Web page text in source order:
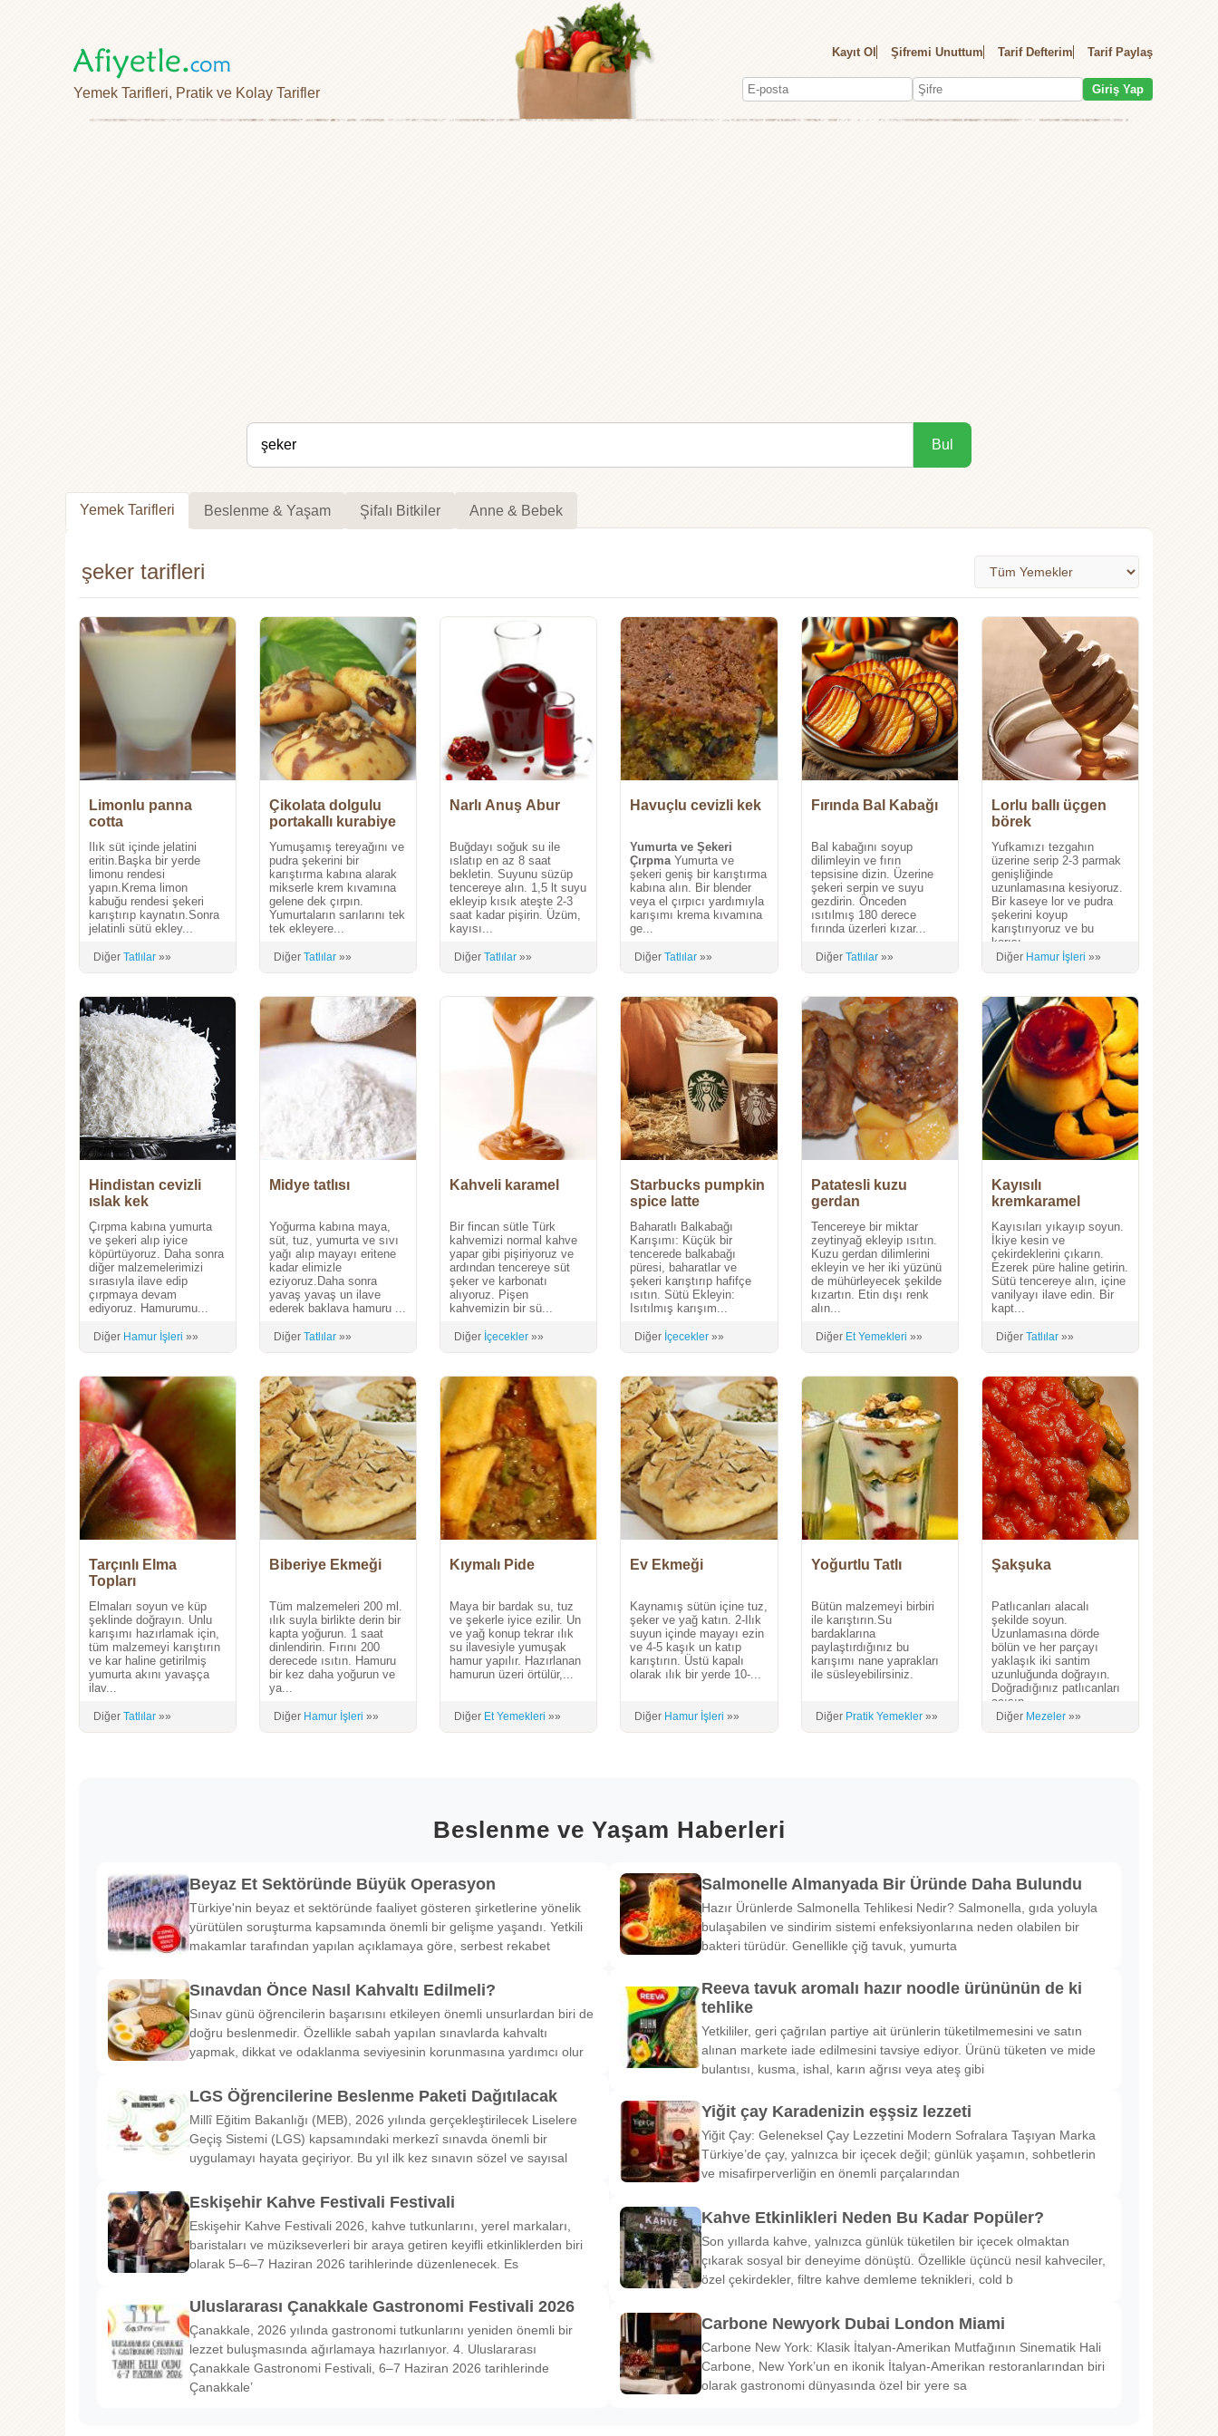
Yemek Tarifleri, Pratik ve Kolay Tarifler
Kayıt Ol Şifremi Unuttum Tarif Defterim Tarif Paylaş
Giriş Yap
Bul
Yemek Tarifleri Beslenme & Yaşam Şifalı Bitkiler Anne & Bebek
şeker tarifleri
Limonlu panna
cotta
Ilık süt içinde jelatini
eritin.Başka bir yerde
limonu rendesi
yapın.Krema limon
kabuğu rendesi şekeri
karıştırıp kaynatın.Sonra
jelatinli sütü ekley...
Diğer Tatlılar »»
Çikolata dolgulu
portakallı kurabiye
Yumuşamış tereyağını ve
pudra şekerini bir
karıştırma kabına alarak
mikserle krem kıvamına
gelene dek çırpın.
Yumurtaların sarılarını tek
tek ekleyere...
DiğerTatlılar »»
Narlı Anuş Abur
Buğdayı soğuk su ile
ıslatıp en az 8 saat
bekletin. Suyunu süzüp
tencereye alın. 1,5 lt suyu
ekleyip kısık ateşte 2-3
saat kadar pişirin. Üzüm,
kayısı...
DiğerTatlılar »»
Havuçlu cevizli kek
Yumurta ve Şekeri
ÇırpmaYumurta ve
şekeri geniş bir karıştırma
kabına alın. Bir blender
veya el çırpıcı yardımıyla
karışımı krema kıvamına
ge...
DiğerTatlılar »»
Fırında Bal Kabağı
Bal kabağını soyup
dilimleyin ve fırın
tepsisine dizin. Üzerine
şekeri serpin ve suyu
gezdirin. Önceden
ısıtılmış 180 derece
fırında üzerleri kızar...
Diğer Tatlılar»»
Lorlu ballı üçgen
börek
Yufkamızı tezgahın
üzerine serip 2-3 parmak
genişliğinde
uzunlamasına kesiyoruz.
Bir kaseye lor ve pudra
şekerini koyup
karıştırıyoruz ve bu
karışı...
Diğer Hamur İşleri »»
Hindistan cevizli
ıslak kek
Çırpma kabına yumurta
ve şekeri alıp iyice
köpürtüyoruz. Daha sonra
diğer malzemelerimizi
sırasıyla ilave edip
çırpmaya devam
ediyoruz. Hamurumu...
Diğer Hamur İşleri »»
Midye tatlısı
Yoğurma kabına maya,
süt, tuz, yumurta ve sıvı
yağı alıp mayayı eritene
kadar elimizle
eziyoruz.Daha sonra
yavaş yavaş un ilave
ederek baklava hamuru ...
DiğerTatlılar »»
Kahveli karamel
Bir fincan sütle Türk
kahvemizi normal kahve
yapar gibi pişiriyoruz ve
ardından tencereye süt
şeker ve karbonatı
alıyoruz. Pişen
kahvemizin bir sü...
Diğer İçecekler »»
Starbucks pumpkin
spice latte
baharatlı latte)
Baharatlı Balkabağı
Karışımı: Küçük bir
tencerede balkabağı
püresi, baharatlar ve
şekeri karıştırıp hafifçe
ısıtın. Sütü Ekleyin:
Isıtılmış karışım...
Diğer İçecekler »»
Patatesli kuzu
gerdan
Tencereye bir miktar
zeytinyağ ekleyip ısıtın.
Kuzu gerdan dilimlerini
ekleyin ve her iki yüzünü
de mühürleyecek şekilde
kızartın. Etin dışı renk
alın...
Diğer Et Yemekleri »»
Kayısılı
kremkaramel
Kayısıları yıkayıp soyun.
İkiye kesin ve
çekirdeklerini çıkarın.
Ezerek püre haline getirin.
Sütü tencereye alın, içine
vanilyayı ilave edin. Bir
kapt...
Diğer Tatlılar»»
Tarçınlı Elma
Topları
Elmaları soyun ve küp
şeklinde doğrayın. Unlu
karışımı hazırlamak için,
tüm malzemeyi karıştırın
ve kar haline getirilmiş
yumurta akını yavaşça
ilav...
Diğer Tatlılar »»
Biberiye Ekmeği
Tüm malzemeleri 200 ml.
ılık suyla birlikte derin bir
kapta yoğurun. 1 saat
dinlendirin. Fırını 200
derecede ısıtın. Hamuru
bir kez daha yoğurun ve
ya...
Diğer Hamur İşleri »»
Kıymalı Pide
Maya bir bardak su, tuz
ve şekerle iyice ezilir. Un
ve yağ konup tekrar ılık
su ilavesiyle yumuşak
hamur yapılır. Hazırlanan
hamurun üzeri örtülür,...
Diğer Et Yemekleri »»
Ev Ekmeği
Kaynamış sütün içine tuz,
şeker ve yağ katın. 2-Ilık
suyun içinde mayayı ezin
ve 4-5 kaşık un katıp
karıştırın. Üstü kapalı
olarak ılık bir yerde 10-...
Diğer Hamur İşleri »»
Yoğurtlu Tatlı
Bütün malzemeyi birbiri
ile karıştırın.Su
bardaklarına
paylaştırdığınız bu
karışımı nane yaprakları
ile süsleyebilirsiniz.
Diğer Pratik Yemekler»»
Şakşuka
Patlıcanları alacalı
şekilde soyun.
Uzunlamasına dörde
bölün ve her parçayı
yaklaşık iki santim
uzunluğunda doğrayın.
Doğradığınız patlıcanları
acısın...
Diğer Mezeler»»
Beslenme ve Yaşam Haberleri
Beyaz Et Sektöründe Büyük Operasyon
Türkiye'nin beyaz et sektöründe faaliyet gösteren şirketlerine yönelik
yürütülen soruşturma kapsamında önemli bir gelişme yaşandı. Yetkili
makamlar tarafından yapılan açıklamaya göre, serbest rekabet
Sınavdan Önce Nasıl Kahvaltı Edilmeli?
Sınav günü öğrencilerin başarısını etkileyen önemli unsurlardan biri de
doğru beslenmedir. Özellikle sabah yapılan sınavlarda kahvaltı
yapmak, dikkat ve odaklanma seviyesinin korunmasına yardımcı olur
LGS Öğrencilerine Beslenme Paketi Dağıtılacak
Millî Eğitim Bakanlığı (MEB), 2026 yılında gerçekleştirilecek Liselere
Geçiş Sistemi (LGS) kapsamındaki merkezî sınavda önemli bir
uygulamayı hayata geçiriyor. Bu yıl ilk kez sınavın sözel ve sayısal
Eskişehir Kahve Festivali Festivali
Eskişehir Kahve Festivali 2026, kahve tutkunlarını, yerel markaları,
baristaları ve müzikseverleri bir araya getiren keyifli etkinliklerden biri
olarak 5–6–7 Haziran 2026 tarihlerinde düzenlenecek. Es
Uluslararası Çanakkale Gastronomi Festivali 2026
Çanakkale, 2026 yılında gastronomi tutkunlarını yeniden önemli bir
lezzet buluşmasında ağırlamaya hazırlanıyor. 4. Uluslararası
Çanakkale Gastronomi Festivali, 6–7 Haziran 2026 tarihlerinde
Çanakkale’
Salmonelle Almanyada Bir Üründe Daha Bulundu
Hazır Ürünlerde Salmonella Tehlikesi Nedir? Salmonella, gıda yoluyla
bulaşabilen ve sindirim sistemi enfeksiyonlarına neden olabilen bir
bakteri türüdür. Genellikle çiğ tavuk, yumurta
Reeva tavuk aromalı hazır noodle ürününün de ki
tehlike
Yetkililer, geri çağrılan partiye ait ürünlerin tüketilmemesini ve satın
alınan markete iade edilmesini tavsiye ediyor. Ürünü tüketen ve mide
bulantısı, kusma, ishal, karın ağrısı veya ateş gibi
Yiğit çay Karadenizin eşşsiz lezzeti
Yiğit Çay: Geleneksel Çay Lezzetini Modern Sofralara Taşıyan Marka
Türkiye’de çay, yalnızca bir içecek değil; günlük yaşamın, sohbetlerin
ve misafirperverliğin en önemli parçalarından
Kahve Etkinlikleri Neden Bu Kadar Popüler?
Son yıllarda kahve, yalnızca günlük tüketilen bir içecek olmaktan
çıkarak sosyal bir deneyime dönüştü. Özellikle üçüncü nesil kahveciler,
özel çekirdekler, filtre kahve demleme teknikleri, cold b
Carbone Newyork Dubai London Miami
Carbone New York: Klasik İtalyan-Amerikan Mutfağının Sinematik Hali
Carbone, New York’un en ikonik İtalyan-Amerikan restoranlarından biri
olarak gastronomi dünyasında özel bir yere sa